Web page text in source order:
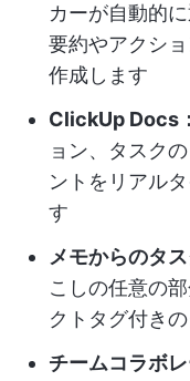
カーが自動的
要約やアクシ
作成します
ClickUp Docs：
ョン、タスク
ントをリアル
す
メモからのタス
こしの任意の
クトタグ付き
チームコラボ